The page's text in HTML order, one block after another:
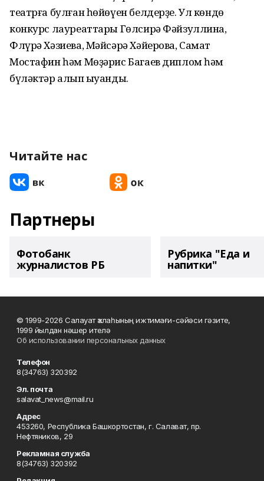
театрға булған һөйөүен белдерҙе. Ул көндө
конкурс лауреаттары Гөлсирә Фәйзуллина,
Флүрә Хәзиева, Мәйсәрә Хәйерова, Самат
Мостафин һәм Мөҙәрис Багаев диплом һәм
бүләктәр алып ҡыуанды.
Читайте нас
Партнеры
Фотобанк
журналистов РБ
Рубрика "Еда и
напитки"
© 1999-2026 Салауат ҡалаһының ижтимағи-сәйәси гәзите,
1999 йылдан нәшер ителә
Об использовании персональных данных
Телефон
8(34763) 320392
Эл. почта
salavat_news@mail.ru
Адрес
453260, Республика Башкортостан, г. Салават, пр.
Нефтяников, 29
Рекламная служба
8(34763) 320392